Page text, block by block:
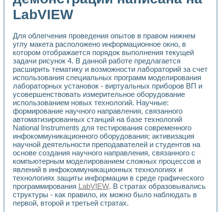
Определение параметров всплывающих газовых
Система управления асинхронным тиристорным
Применение средств NATIONAL INSTRUMENTS для
Разработка автоматизированного стенда для
Автоматизированный стенд рентгеновской диагностики
Высокочувствительные оптоэлектронные
Установка для измерения диэлектрических свойств
Исследование кинетики зарождения и развития
Лабораторный электрический импедансный томограф на
Микрозондовая система для характеризации
Метод траекторий в исследовании
Промышленная автоматизация
Автоматизация технологических процессов получения
Использование систем технического зрения для контроля
Исследование электромагнитных переходных процессов
Применение LabVIEW при разработке обучающих
Разработка виртуальных тренажеров путем
Система блокировок, сигнализации и защиты ускорителя
Система сбора данных и управления процессом
Управление температурой газовой среды специальной
Разработка программного обеспечения с
LabVIEW
Для облегчения проведения опытов в правом нижнем
углу макета расположено информационное окно, в
котором отображается порядок выполнения текущей
задачи рисунок 4. В данной работе предлагается
расширить тематику и возможности лабораторий за счет
использования специальных программ моделирования
лабораторных установок - виртуальных приборов ВП и
усовершенствовать измерительное оборудование
использованием новых технологий. Научные:
формирование научного направления, связанного
автоматизированных станций на базе технологий
National Instruments для тестирования современного
инфокоммуникационного оборудования; активизация
научной деятельности преподавателей и студентов на
основе создания научного направления, связанного с
компьютерным моделированием сложных процессов и
явлений в инфокоммуникационных технологиях и
технологиях защиты информации в среде графического
программирования LabVIEW. В стратах образовывались
структуры - как правило, их можно было наблюдать в
первой, второй и третьей стратах.